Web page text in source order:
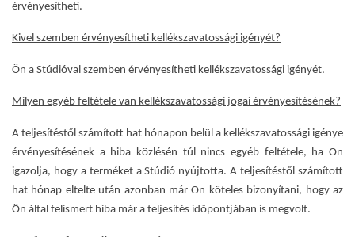
érvényesítheti.
Kivel szemben érvényesítheti kellékszavatossági igényét?
Ön a Stúdióval szemben érvényesítheti kellékszavatossági igényét.
Milyen egyéb feltétele van kellékszavatossági jogai érvényesítésének?
A teljesítéstől számított hat hónapon belül a kellékszavatossági igénye
érvényesítésének a hiba közlésén túl nincs egyéb feltétele, ha Ön
igazolja, hogy a terméket a Stúdió nyújtotta. A teljesítéstől számított
hat hónap eltelte után azonban már Ön köteles bizonyítani, hogy az
Ön által felismert hiba már a teljesítés időpontjában is megvolt.